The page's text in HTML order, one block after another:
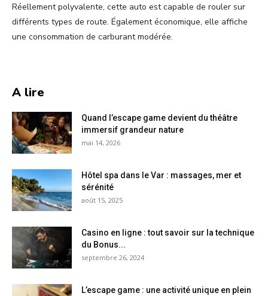
Réellement polyvalente, cette auto est capable de rouler sur
différents types de route. Également économique, elle affiche
une consommation de carburant modérée.
A lire
Quand l’escape game devient du théâtre
immersif grandeur nature
mai 14, 2026
Hôtel spa dans le Var : massages, mer et
sérénité
août 15, 2025
Casino en ligne : tout savoir sur la technique
du Bonus...
septembre 26, 2024
L’escape game : une activité unique en plein